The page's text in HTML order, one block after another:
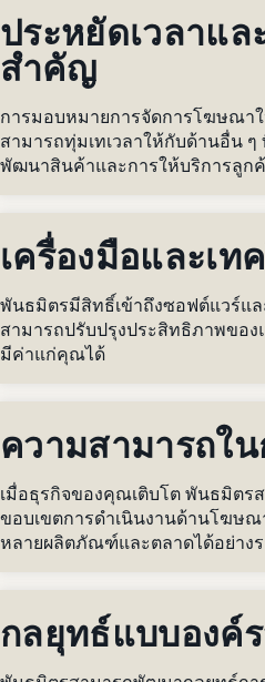
ประหยัดเวลาแล
สำคัญ
การมอบหมายการจัดการโฆษณา
สามารถทุ่มเทเวลาให้กับด้านอื่น
พัฒนาสินค้าและการให้บริการลูก
เครื่องมือและเ
พันธมิตรมีสิทธิ์เข้าถึงซอฟต์แวร์แล
สามารถปรับปรุงประสิทธิภาพขอ
มีค่าแก่คุณได้
ความสามารถใ
เมื่อธุรกิจของคุณเติบโต พันธมิตร
ขอบเขตการดำเนินงานด้านโฆษ
หลายผลิตภัณฑ์และตลาดได้อย่าง
กลยุทธ์แบบองค์